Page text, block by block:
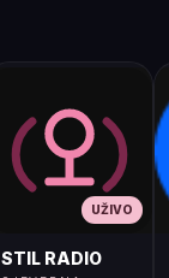
UŽIVO
STIL RADIO